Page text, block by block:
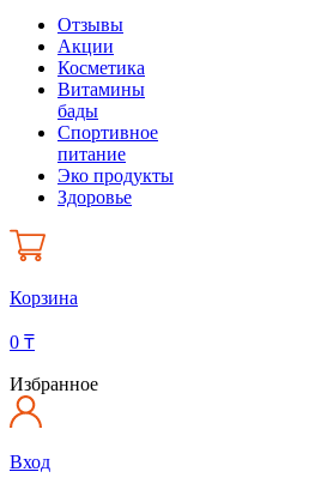
Отзывы
Акции
Косметика
Витамины
бады
Спортивное
питание
Эко продукты
Здоровье
Корзина
0 ₸
Избранное
Вход